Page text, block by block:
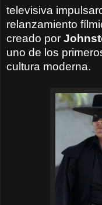
televisiva
relanzamiento
creado por
uno de los
cultura moderna.